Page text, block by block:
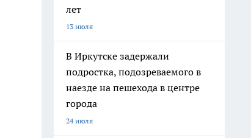
лет
13 июля
В Иркутске задержали
подростка, подозреваемого в
наезде на пешехода в центре
города
24 июля